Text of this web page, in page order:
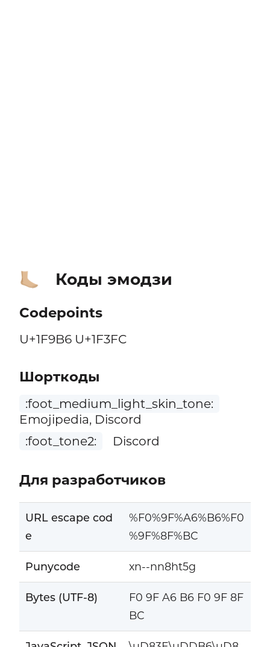
🦶🏼 Коды эмодзи
Codepoints
U+1F9B6 U+1F3FC
Шорткоды
:foot_medium_light_skin_tone:
Emojipedia, Discord
:foot_tone2:
Discord
Для разработчиков
URL escape cod
e
%F0%9F%A6%B6%F0
%9F%8F%BC
Punycode xn--nn8ht5g
Bytes (UTF-8)
F0 9F A6 B6 F0 9F 8F
BC